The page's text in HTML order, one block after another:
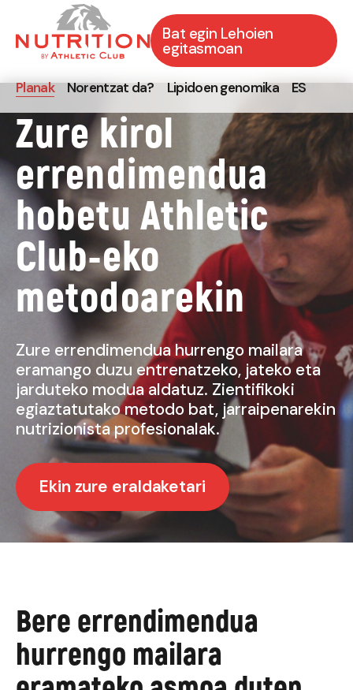
Bat egin Lehoien
egitasmoan
Planak Norentzat da? Lipidoen genomika ES
Zure kirol
errendimendua
hobetu Athletic
Club-eko
metodoarekin
Zure errendimendua hurrengo mailara
eramango duzu entrenatzeko, jateko eta
jarduteko modua aldatuz. Zientifikoki
egiaztatutako metodo bat, jarraipenarekin
nutrizionista profesionalak.
Ekin zure eraldaketari
Bere errendimendua
hurrengo mailara